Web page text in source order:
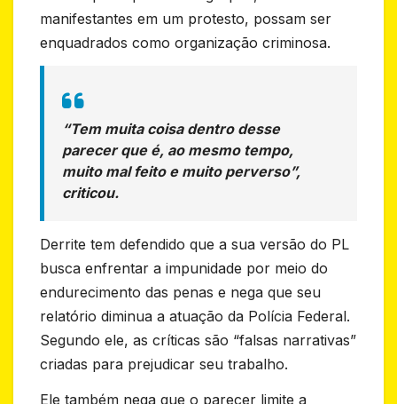
manifestantes em um protesto, possam ser
enquadrados como organização criminosa.
“Tem muita coisa dentro desse
parecer que é, ao mesmo tempo,
muito mal feito e muito perverso”,
criticou.
Derrite tem defendido que a sua versão do PL
busca enfrentar a impunidade por meio do
endurecimento das penas e nega que seu
relatório diminua a atuação da Polícia Federal.
Segundo ele, as críticas são “falsas narrativas”
criadas para prejudicar seu trabalho.
Ele também nega que o parecer limite a